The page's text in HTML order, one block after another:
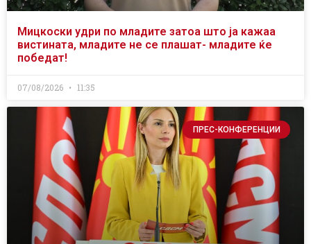
Мицкоски удри по младите затоа што ја кажаа
вистината, младите не се плашат- младите ќе
победат!
07/08/2026 11:35
ПРЕС-КОНФЕРЕНЦИИ